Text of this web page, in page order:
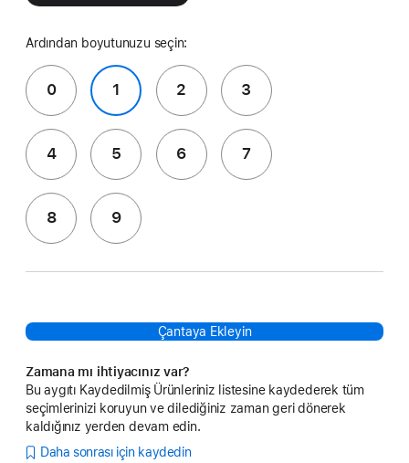
Ardından boyutunuzu seçin:
0 1 2 3
4 5 6 7
8 9
Çantaya Ekleyin
Zamana mı ihtiyacınız var?
Bu aygıtı Kaydedilmiş Ürünleriniz listesine kaydederek tüm
seçimlerinizi koruyun ve dilediğiniz zaman geri dönerek
kaldığınız yerden devam edin.
Daha sonrası için kaydedin